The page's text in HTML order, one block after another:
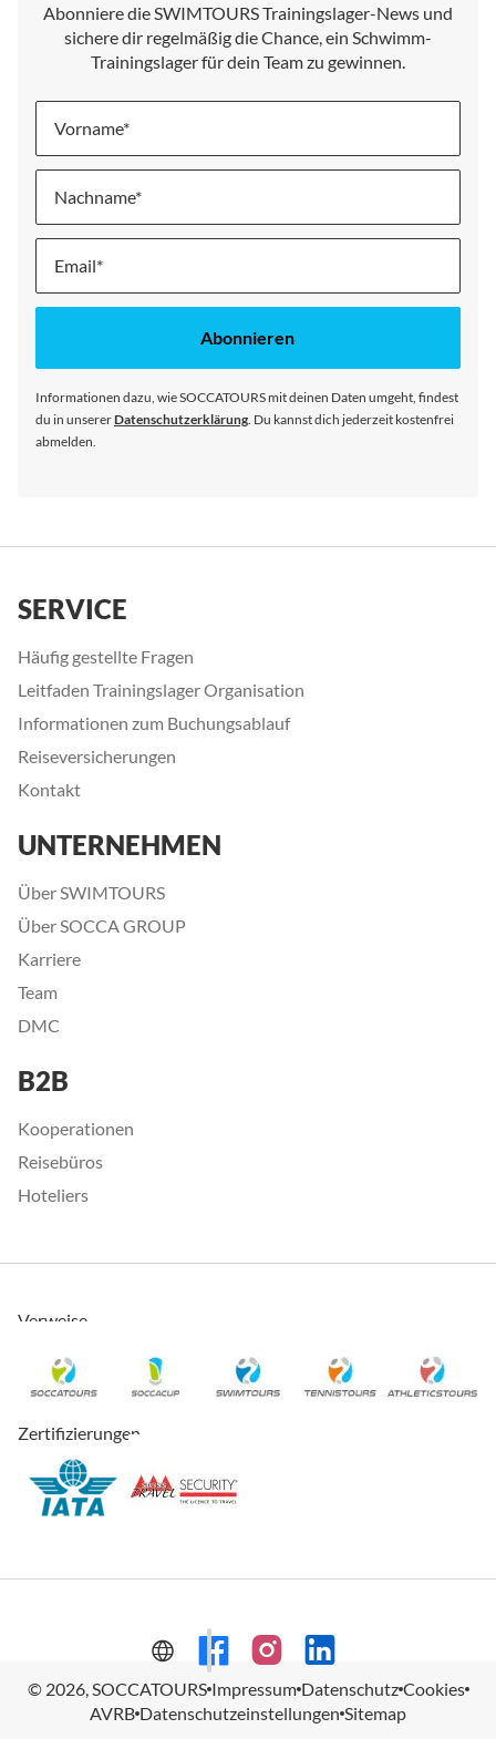
Abonniere die SWIMTOURS Trainingslager-News und
sichere dir regelmäßig die Chance, ein Schwimm-
Trainingslager für dein Team zu gewinnen.
Vorname
Nachname
Melde
für
Abonnieren
Informationen dazu, wie SOCCATOURS mit deinen Daten umgeht, findest
du in unsererDatenschutzerklärung . Du kannst dich jederzeit kostenfrei
abmelden.
SERVICE
Häufig gestellte Fragen
Leitfaden Trainingslager Organisation
Informationen zum Buchungsablauf
Reiseversicherungen
Kontakt
UNTERNEHMEN
Über SWIMTOURS
Über SOCCA GROUP
Karriere
Team
DMC
B2B
Kooperationen
Reisebüros
Hoteliers
Verweise
Zertifizierungen
© 2026, SOCCATOURS Impressum Datenschutz Cookies
AVRB Datenschutzeinstellungen Sitemap